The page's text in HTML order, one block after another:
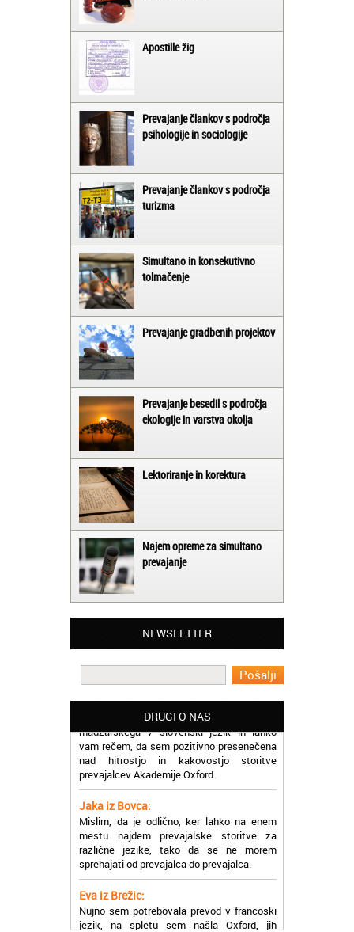
Apostille žig
Prevajanje člankov s področja
psihologije in sociologije
Prevajanje člankov s področja
turizma
Simultano in konsekutivno
tolmačenje
Prevajanje gradbenih projektov
Prevajanje besedil s področja
ekologije in varstva okolja
Lektoriranje in korektura
Najem opreme za simultano
prevajanje
NEWSLETTER
DRUGI O NAS
Matjaž iz Ajdovščine:
Lahko pohvalim vse zaposlene v Akademiji
Oxford, ker so resnično profesionalni in
prevajalske storitve opravljajo hitro in
učinkoviti.
vam rečem, da sem pozitivno presenečena
nad hitrostjo in kakovostjo storitve
prevajalcev Akademije Oxford.
Jaka iz Bovca:
Mislim, da je odlično, ker lahko na enem
mestu najdem prevajalske storitve za
različne jezike, tako da se ne morem
sprehajati od prevajalca do prevajalca.
Eva iz Brežic:
Nujno sem potrebovala prevod v francoski
jezik, na spletu sem našla Oxford, jih
poklicala in v roku nekaj ur sem po